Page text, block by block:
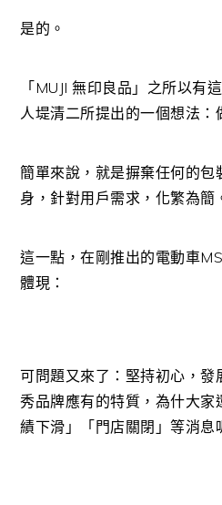
是的。
「MUJI 無印良品」之所以有
人堤清二所提出的一個想法：
簡單來說，就是摒棄任何的包
身，針對用戶需求，化繁為簡
這一點，在剛推出的電動車
體現：
可問題又來了：堅持初心，
秀品牌應有的特質，為什大家
績下滑」「門店關閉」等消息